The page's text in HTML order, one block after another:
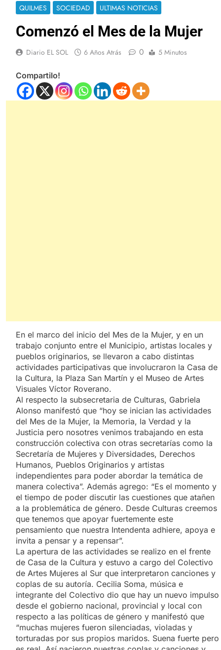
QUILMES SOCIEDAD ULTIMAS NOTICIAS
Comenzó el Mes de la Mujer
Diario EL SOL 6 Años Atrás 0 5 Minutos
Compartilo!
En el marco del inicio del Mes de la Mujer, y en un
trabajo conjunto entre el Municipio, artistas locales y
pueblos originarios, se llevaron a cabo distintas
actividades participativas que involucraron la Casa de
la Cultura, la Plaza San Martín y el Museo de Artes
Visuales Víctor Roverano.
Al respecto la subsecretaria de Culturas, Gabriela
Alonso manifestó que “hoy se inician las actividades
del Mes de la Mujer, la Memoria, la Verdad y la
Justicia pero nosotres venimos trabajando en esta
construcción colectiva con otras secretarías como la
Secretaría de Mujeres y Diversidades, Derechos
Humanos, Pueblos Originarios y artistas
independientes para poder abordar la temática de
manera colectiva”. Además agrego: “Es el momento y
el tiempo de poder discutir las cuestiones que atañen
a la problemática de género. Desde Culturas creemos
que tenemos que apoyar fuertemente este
pensamiento que nuestra Intendenta adhiere, apoya e
invita a pensar y a repensar”.
La apertura de las actividades se realizo en el frente
de Casa de la Cultura y estuvo a cargo del Colectivo
de Artes Mujeres al Sur que interpretaron canciones y
coplas de su autoría. Cecilia Soma, música e
integrante del Colectivo dio que hay un nuevo impulso
desde el gobierno nacional, provincial y local con
respecto a las políticas de género y manifestó que
“muchas mujeres fueron silenciadas, violadas y
torturadas por sus propios maridos. Suena fuerte pero